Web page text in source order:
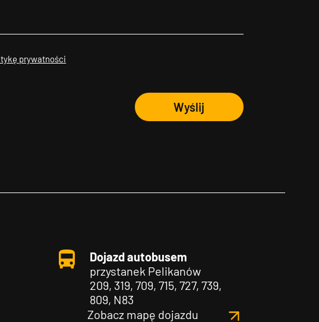
prywatności
Wyślij
Dojazd autobusem
przystanek Pelikanów
209, 319, 709, 715, 727, 739,
809, N83
Zobacz mapę dojazdu